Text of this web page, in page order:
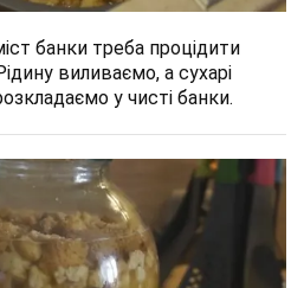
банки треба процідити
виливаємо, а сухарі
у чисті банки.